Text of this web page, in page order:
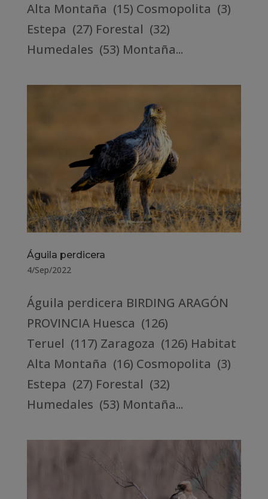
Alta Montaña (15) Cosmopolita (3)
Estepa (27) Forestal (32)
Humedales (53) Montaña...
Águila perdicera
4/Sep/2022
Águila perdicera BIRDING ARAGÓN
PROVINCIA Huesca (126)
Teruel (117) Zaragoza (126) Habitat
Alta Montaña (16) Cosmopolita (3)
Estepa (27) Forestal (32)
Humedales (53) Montaña...